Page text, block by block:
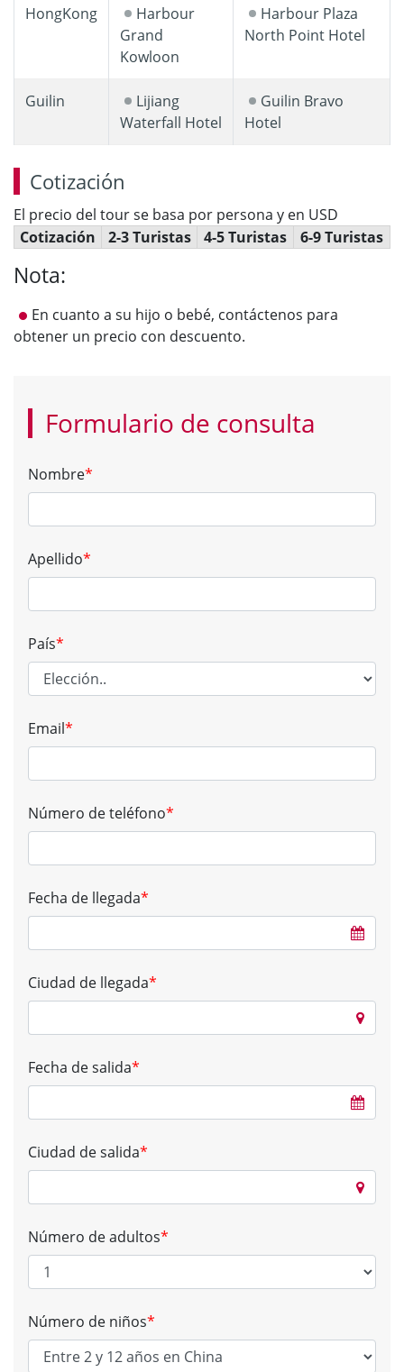
HongKong
Harbour
Grand
Kowloon
Harbour Plaza
North Point Hotel
Guilin
Lijiang
Waterfall Hotel
Guilin Bravo
Hotel
Cotización
El precio del tour se basa por persona y en USD
Cotización
2-3 Turistas 4-5 Turistas 6-9 Turistas
Nota:
En cuanto a su hijo o bebé, contáctenos para
obtener un precio con descuento.
Formulario de consulta
Nombre*
Apellido*
País*
Email*
Número de teléfono*
Fecha de llegada*
Ciudad de llegada*
Fecha de salida*
Ciudad de salida*
Número de adultos*
Número de niños*